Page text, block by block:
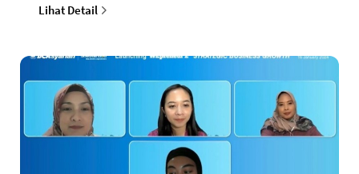
Lihat Detail